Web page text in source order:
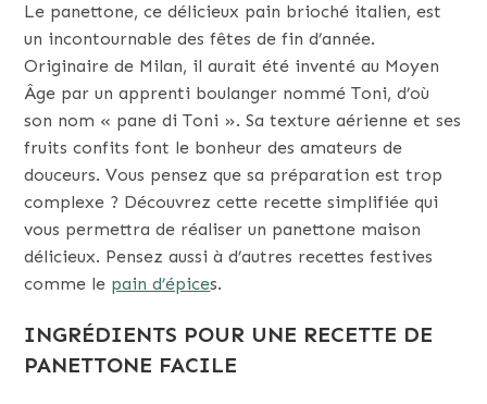
Le panettone, ce délicieux pain brioché italien, est
un incontournable des fêtes de fin d’année.
Originaire de Milan, il aurait été inventé au Moyen
Âge par un apprenti boulanger nommé Toni, d’où
son nom « pane di Toni ». Sa texture aérienne et ses
fruits confits font le bonheur des amateurs de
douceurs. Vous pensez que sa préparation est trop
complexe ? Découvrez cette recette simplifiée qui
vous permettra de réaliser un panettone maison
délicieux. Pensez aussi à d’autres recettes festives
comme le pain d’épices.
INGRÉDIENTS POUR UNE RECETTE DE
PANETTONE FACILE